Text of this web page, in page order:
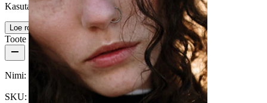
Kasutajasõbralik
Loe rohkem
Toote üksikasjad
Nimi: Titaanist kuu ja tähega labret
SKU: